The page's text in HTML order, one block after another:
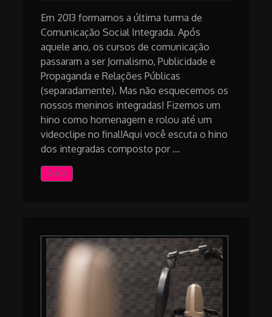
Em 2013 formamos a última turma de
Comunicação Social Integrada. Após
aquele ano, os cursos de comunicação
passaram a ser Jornalismo, Publicidade e
Propaganda e Relações Públicas
(separadamente). Mas não esquecemos os
nossos meninos integradas! Fizemos um
hino como homenagem e rolou até um
videoclipe no final!Aqui você escuta o hino
dos integradas composto por …
OUÇA